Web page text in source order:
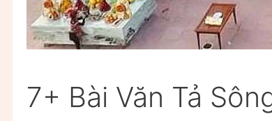
7+ Bài Văn Tả